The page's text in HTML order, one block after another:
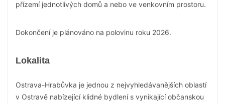
přízemí jednotlivých domů a nebo ve venkovním prostoru.
Dokončení je plánováno na polovinu roku 2026.
Lokalita
Ostrava-Hrabůvka je jednou z nejvyhledávanějších oblastí
v Ostravě nabízející klidné bydlení s vynikající občanskou